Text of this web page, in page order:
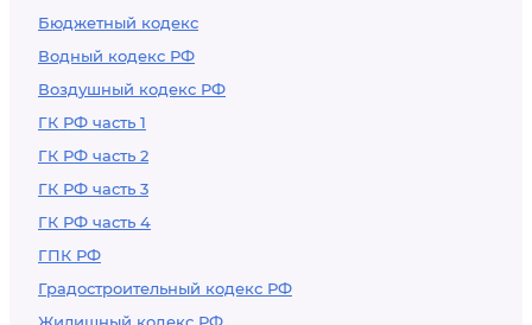
Бюджетный кодекс
Водный кодекс РФ
Воздушный кодекс РФ
ГК РФ часть 1
ГК РФ часть 2
ГК РФ часть 3
ГК РФ часть 4
ГПК РФ
Градостроительный кодекс РФ